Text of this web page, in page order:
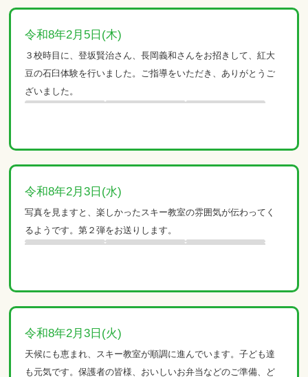
令和8年2月5日(木)
３校時目に、登坂賢治さん、長岡義和さんをお招きして、紅大
豆の石臼体験を行いました。ご指導をいただき、ありがとうご
ざいました。
令和8年2月3日(水)
写真を見ますと、楽しかったスキー教室の雰囲気が伝わってく
るようです。第２弾をお送りします。
令和8年2月3日(火)
天候にも恵まれ、スキー教室が順調に進んでいます。子ども達
も元気です。保護者の皆様、おいしいお弁当などのご準備、ど